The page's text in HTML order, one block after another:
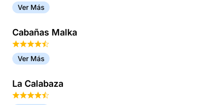
Ver Más
Cabañas Malka
Ver Más
La Calabaza